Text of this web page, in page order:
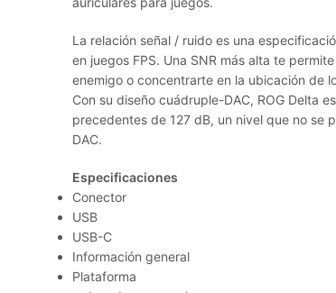
La relación señal / ruido es una
en juegos FPS. Una SNR más alta te
enemigo o concentrarte en la ubicación de
Con su diseño cuádruple-DAC, ROG Delta
precedentes de 127 dB, un nivel que no se
DAC.
Especificaciones
Conector
USB
USB-C
Información general
Plataforma